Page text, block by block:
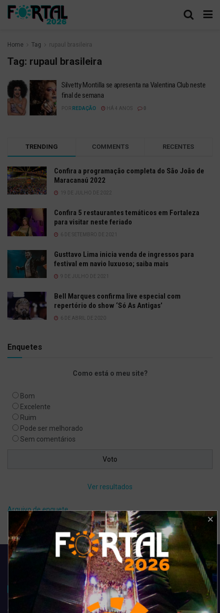
Home Tag rupaul brasileira
Tag: rupaul brasileira
Silvetty Montilla se apresenta na Valentina Club neste
final de semana
POR REDAÇÃO HÁ 4 ANOS
TRENDING COMMENTS RECENTES
Confira a programação completa do São João de
Maracanaú 2022
19 DE JULHO DE 2022
Confira 5 restaurantes temáticos em Fortaleza
para visitar neste feriado
6 DE SETEMBRO DE 2021
Gusttavo Lima inicia venda de ingressos para
festival em navio luxuoso; saiba mais
9 DE JULHO DE 2021
Bell Marques confirma live especial com
repertório do show ‘Só As Antigas’
6 DE ABRIL DE 2020
Enquetes
Como está o meu site?
Bom
Excelente
Ruim
Pode ser melhorado
Sem comentários
Ver resultados
Arquivo de enquete
Acompanhe todas as novidades do entretenimento na região de